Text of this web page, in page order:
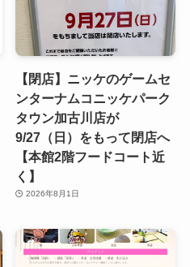
【閉店】ニッケのゲームセ
ンターナムコニッケパーク
タウン加古川店が
9/27（日）をもって閉店へ
【本館2階フードコート近
く】
2026年8月1日